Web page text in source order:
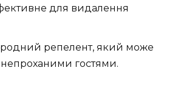
для видалення
репелент, який може
гостями.